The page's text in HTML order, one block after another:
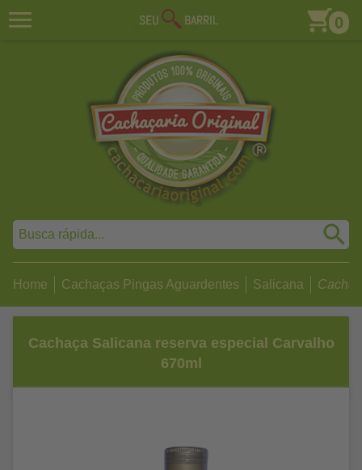
0
Home Cachaças Pingas Aguardentes Salicana
Cachaça Salicana reserva especial Carvalho
670ml